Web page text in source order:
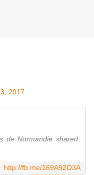
2017
de Normandie shared
http://fb.me/169A92O3A